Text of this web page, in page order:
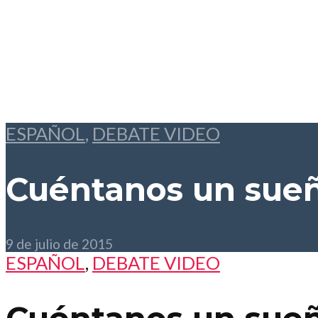
ESPAÑOL, DEBATE VIDEO
Cuéntanos un
9 de julio de 2015
ESPAÑOL , DEBATE VIDEO